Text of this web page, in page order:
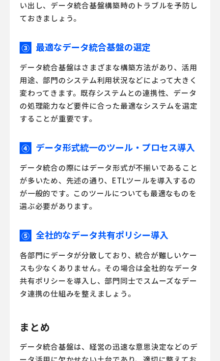
い出し、データ統合基盤構築時のトラブルを予防し
ておきましょう。
③ 最適なデータ統合基盤の選定
データ統合基盤はさまざまな構築方法があり、活用
用途、部門のシステム利用状況などによって大きく
変わってきます。既存システムとの連携性、データ
の処理能力など要件に合った最適なシステムを選定
することが重要です。
④ データ形式統一のツール・プロセス導入
データ統合の際にはデータ形式が不揃いであること
が多いため、先述の通り、ETLツールを導入するの
が一般的です。このツールについても最適なものを
選ぶ必要があります。
⑤ 全社的なデータ共有ポリシー導入
各部門にデータが分散しており、統合が難しいケー
スも少なくありません。その場合は全社的なデータ
共有ポリシーを導入し、部門同士でスムーズなデー
タ連携の仕組みを整えましょう。
まとめ
データ統合基盤は、経営の迅速な意思決定などのデ